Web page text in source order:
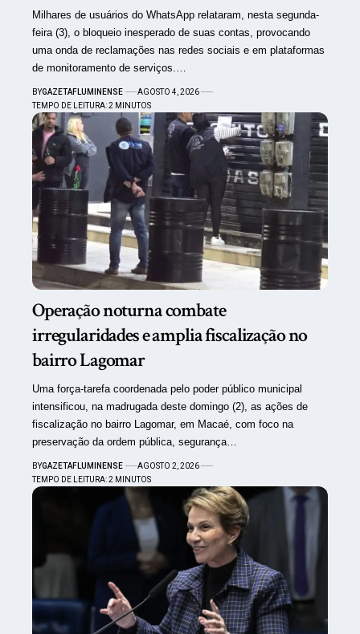
Milhares de usuários do WhatsApp relataram, nesta segunda-
feira (3), o bloqueio inesperado de suas contas, provocando
uma onda de reclamações nas redes sociais e em plataformas
de monitoramento de serviços.…
BYGAZETAFLUMINENSE
AGOSTO 4, 2026
TEMPO DE LEITURA: 2 MINUTOS
Operação noturna combate
irregularidades e amplia fiscalização no
bairro Lagomar
Uma força-tarefa coordenada pelo poder público municipal
intensificou, na madrugada deste domingo (2), as ações de
fiscalização no bairro Lagomar, em Macaé, com foco na
preservação da ordem pública, segurança…
BYGAZETAFLUMINENSE
AGOSTO 2, 2026
TEMPO DE LEITURA: 2 MINUTOS